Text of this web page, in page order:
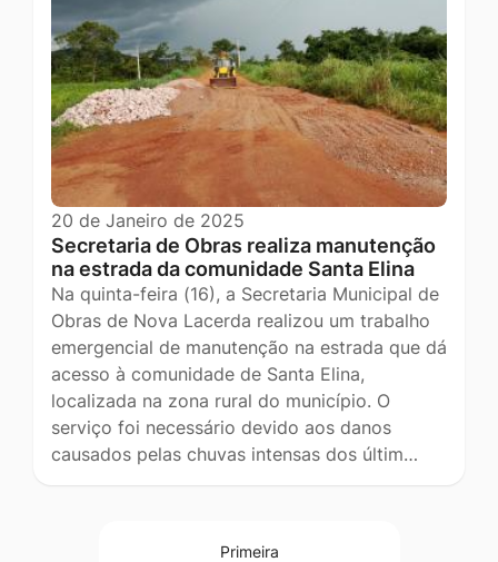
20 de Janeiro de 2025
Secretaria de Obras realiza manutenção
na estrada da comunidade Santa Elina
Na quinta-feira (16), a Secretaria Municipal de
Obras de Nova Lacerda realizou um trabalho
emergencial de manutenção na estrada que dá
acesso à comunidade de Santa Elina,
localizada na zona rural do município. O
serviço foi necessário devido aos danos
causados pelas chuvas intensas dos últim…
Primeira